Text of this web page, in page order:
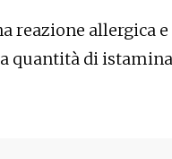
reazione allergica
quantità di